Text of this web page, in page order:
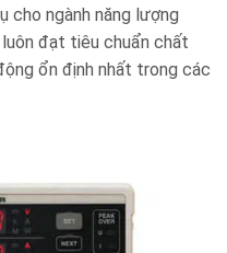
cho ngành năng lượng
đạt tiêu chuẩn chất
ổn định nhất trong các